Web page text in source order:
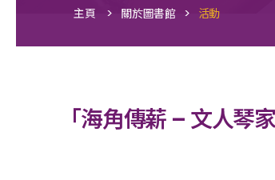
主頁 > 關於圖書館 > 活動
「海角傳薪 – 文人琴